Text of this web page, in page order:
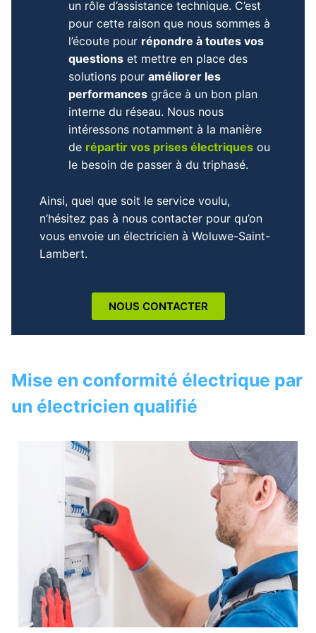
un rôle d’assistance technique. C’est
pour cette raison que nous sommes à
l’écoute pour répondre à toutes vos
questions et mettre en place des
solutions pouraméliorer les
performances grâce à un bon plan
interne du réseau. Nous nous
intéressons notamment à la manière
de répartir vos prises électriques ou
le besoin de passer à du triphasé.
Ainsi, quel que soit le service voulu,
n’hésitez pas à nous contacter pour qu’on
vous envoie un électricien à Woluwe-Saint-
Lambert.
NOUS CONTACTER
Mise en conformité électrique par
un électricien qualifié